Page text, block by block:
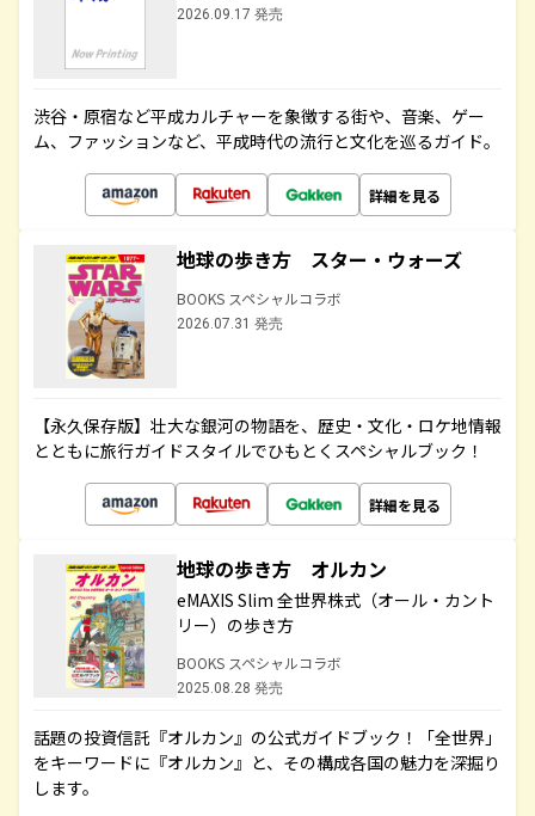
2026.09.17 発売
渋谷・原宿など平成カルチャーを象徴する街や、音楽、ゲー
ム、ファッションなど、平成時代の流行と文化を巡るガイド。
詳細を見る
地球の歩き方 スター・ウォーズ
BOOKS スペシャルコラボ
2026.07.31 発売
【永久保存版】壮大な銀河の物語を、歴史・文化・ロケ地情報
とともに旅行ガイドスタイルでひもとくスペシャルブック！
詳細を見る
地球の歩き方 オルカン
eMAXIS Slim 全世界株式（オール・カント
リー）の歩き方
BOOKS スペシャルコラボ
2025.08.28 発売
話題の投資信託『オルカン』の公式ガイドブック！「全世界」
をキーワードに『オルカン』と、その構成各国の魅力を深掘り
します。